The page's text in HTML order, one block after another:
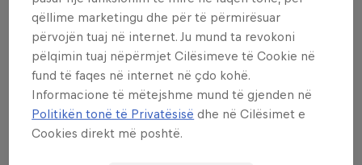
best skiers to showcase their fast lines
and impressive tricks on a big mountain
face, sprinkled with additional man-made
obstacles. This year, the battleground will
be for the very first time Tignes (France),
where the riders will be on standby for
qëllime marketingu dhe për të përmirësuar
përvojën tuaj në internet. Ju mund ta revokoni
pëlqimin tuaj nëpërmjet Cilësimeve të Cookie në
fund të faqes në internet në çdo kohë.
Informacione të mëtejshme mund të gjenden në
Politikën tonë të Privatësisë dhe në Cilësimet e
Cookies direkt më poshtë.